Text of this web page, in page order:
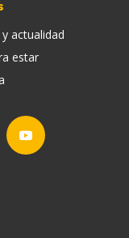
actualidad
estar